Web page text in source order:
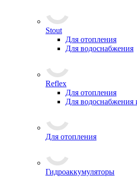
Stout
Для отопления
Для водоснабжения
Reflex
Для отопления
Для
Для отопления
Гидроаккумуляторы